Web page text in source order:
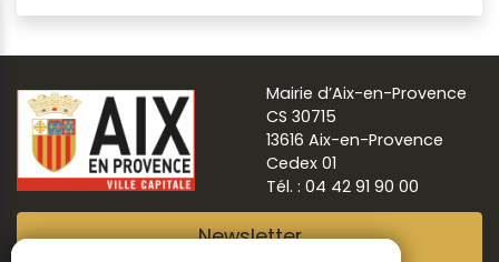
Mairie d’Aix-en-Provence
CS 30715
13616 Aix-en-Provence
Cedex 01
Tél. : 04 42 91 90 00
Newsletter